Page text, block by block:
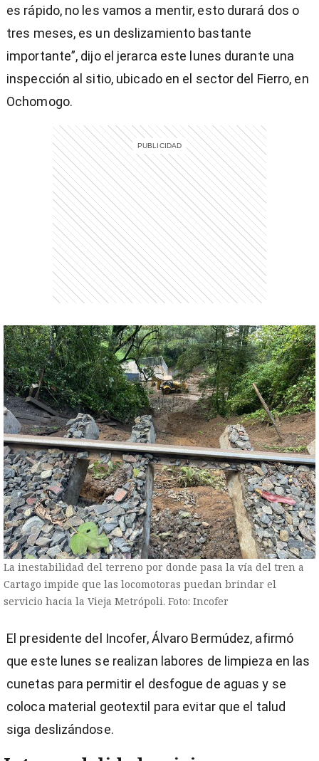
es rápido, no les vamos a mentir, esto durará dos o
tres meses, es un deslizamiento bastante
importante”, dijo el jerarca este lunes durante una
inspección al sitio, ubicado en el sector del Fierro, en
Ochomogo.
La inestabilidad del terreno por donde pasa la vía del tren a
Cartago impide que las locomotoras puedan brindar el
servicio hacia la Vieja Metrópoli. Foto: Incofer
El presidente del Incofer, Álvaro Bermúdez, afirmó
que este lunes se realizan labores de limpieza en las
cunetas para permitir el desfogue de aguas y se
coloca material geotextil para evitar que el talud
siga deslizándose.